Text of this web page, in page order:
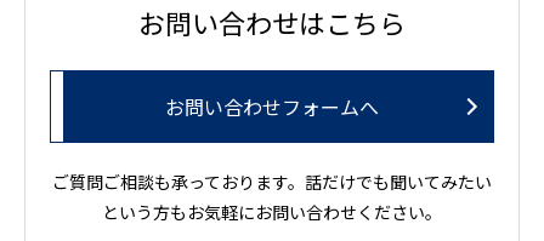
お問い合わせはこちら
お問い合わせフォームへ
ご質問ご相談も承っております。話だけでも聞いてみたい
という方もお気軽にお問い合わせください。